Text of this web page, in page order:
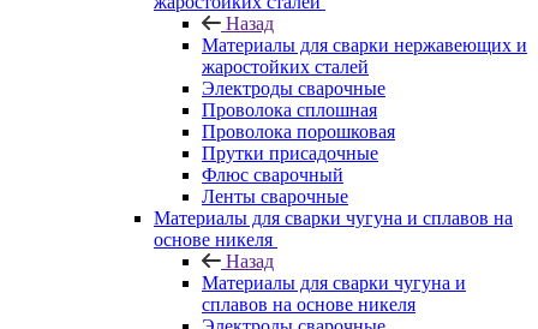
Назад
Материалы для сварки нержавеющих и
жаростойких сталей
Электроды сварочные
Проволока сплошная
Проволока порошковая
Прутки присадочные
Флюс сварочный
Ленты сварочные
Материалы для сварки чугуна и сплавов на
основе никеля
Назад
Материалы для сварки чугуна и
сплавов на основе никеля